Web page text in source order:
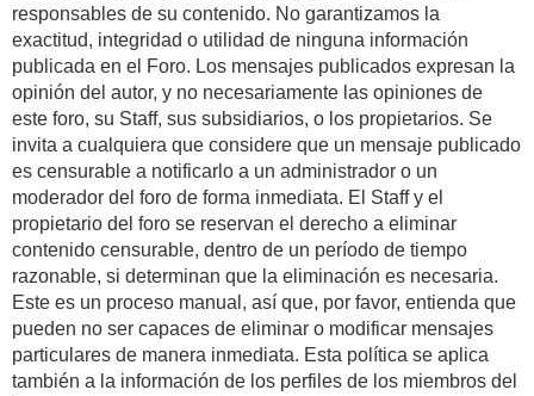
responsables de su contenido. No garantizamos la
exactitud, integridad o utilidad de ninguna información
publicada en el Foro. Los mensajes publicados expresan la
opinión del autor, y no necesariamente las opiniones de
este foro, su Staff, sus subsidiarios, o los propietarios. Se
invita a cualquiera que considere que un mensaje publicado
es censurable a notificarlo a un administrador o un
moderador del foro de forma inmediata. El Staff y el
propietario del foro se reservan el derecho a eliminar
contenido censurable, dentro de un período de tiempo
razonable, si determinan que la eliminación es necesaria.
Este es un proceso manual, así que, por favor, entienda que
pueden no ser capaces de eliminar o modificar mensajes
particulares de manera inmediata. Esta política se aplica
también a la información de los perfiles de los miembros del